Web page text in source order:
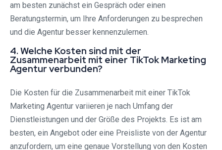
am besten zunächst ein Gespräch oder einen
Beratungstermin, um Ihre Anforderungen zu besprechen
und die Agentur besser kennenzulernen.
4. Welche Kosten sind mit der
Zusammenarbeit mit einer TikTok Marketing
Agentur verbunden?
Die Kosten für die Zusammenarbeit mit einer TikTok
Marketing Agentur variieren je nach Umfang der
Dienstleistungen und der Größe des Projekts. Es ist am
besten, ein Angebot oder eine Preisliste von der Agentur
anzufordern, um eine genaue Vorstellung von den Kosten